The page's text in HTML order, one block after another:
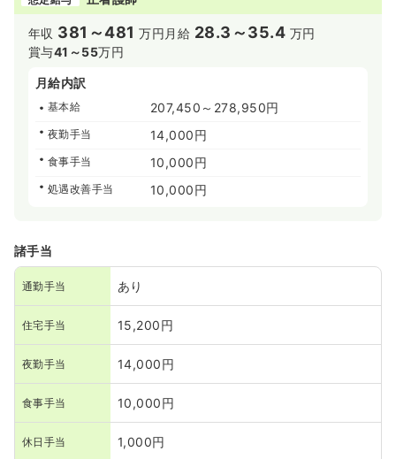
年収 381～481 万円 月給 28.3～35.4 万円
賞与41～55万円
月給内訳
基本給 207,450～278,950円
夜勤手当 14,000円
食事手当 10,000円
処遇改善手当 10,000円
諸手当
通勤手当 あり
住宅手当 15,200円
夜勤手当 14,000円
食事手当 10,000円
休日手当 1,000円